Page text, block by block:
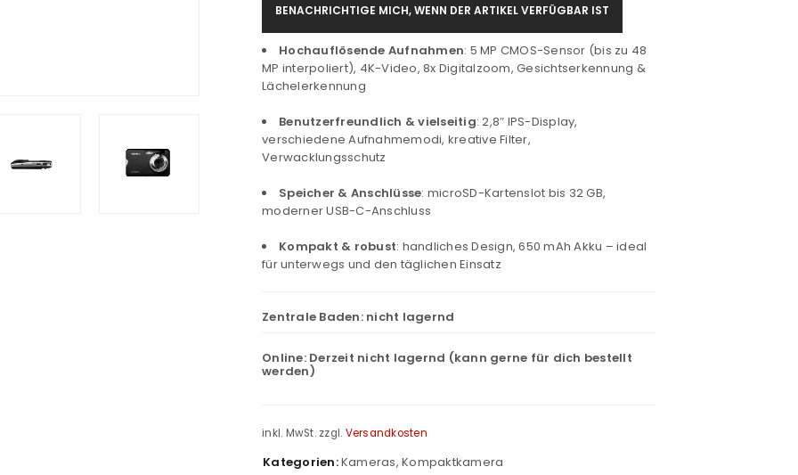
BENACHRICHTIGE MICH, WENN DER ARTIKEL VERFÜGBAR IST
Hochauflösende Aufnahmen: 5 MP CMOS-Sensor (bis zu 48
MP interpoliert), 4K-Video, 8x Digitalzoom, Gesichtserkennung &
Lächelerkennung
Benutzerfreundlich & vielseitig: 2,8″ IPS-Display,
verschiedene Aufnahmemodi, kreative Filter,
Verwacklungsschutz
Speicher & Anschlüsse: microSD-Kartenslot bis 32 GB,
moderner USB-C-Anschluss
Kompakt & robust: handliches Design, 650 mAh Akku – ideal
für unterwegs und den täglichen Einsatz
Zentrale Baden: nicht lagernd
Online: Derzeit nicht lagernd (kann gerne für dich bestellt
werden)
inkl. MwSt. zzgl. Versandkosten
Kategorien:Kameras, Kompaktkamera